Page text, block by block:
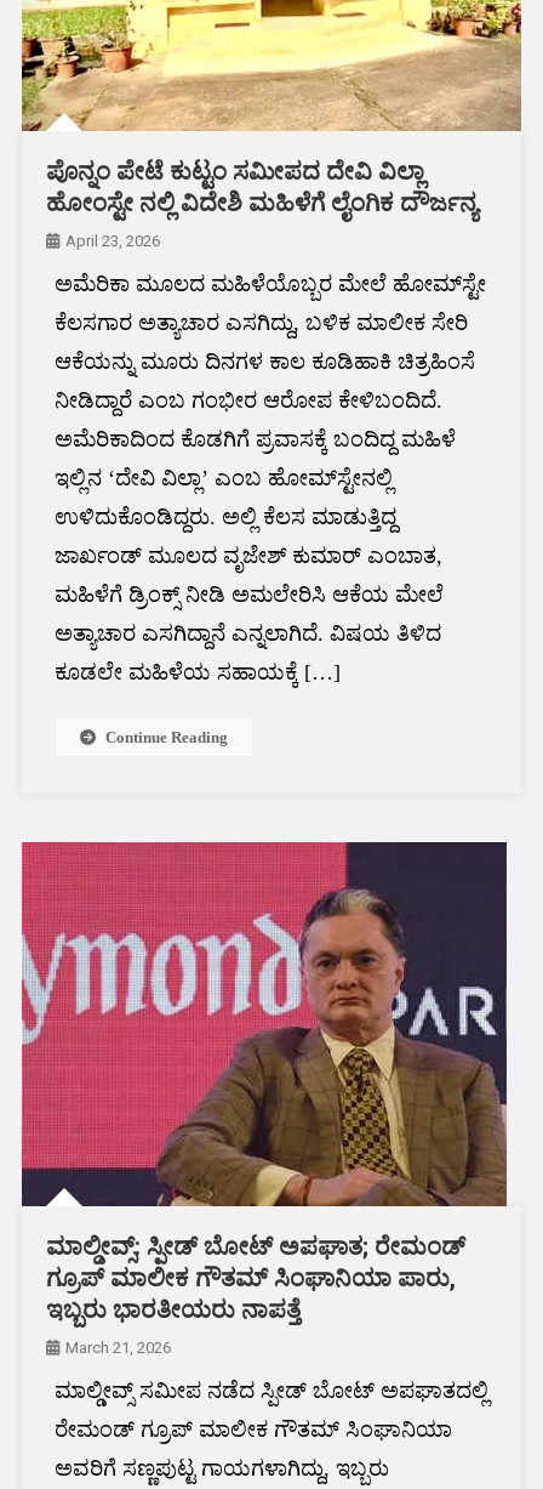
ಪೊನ್ನಂ ಪೇಟೆ ಕುಟ್ಟಂ ಸಮೀಪದ ದೇವಿ ವಿಲ್ಲಾ
ಹೋಂಸ್ಟೇ ನಲ್ಲಿ ವಿದೇಶಿ ಮಹಿಳೆಗೆ ಲೈಂಗಿಕ ದೌರ್ಜನ್ಯ
April 23, 2026
ಅಮೆರಿಕಾ ಮೂಲದ ಮಹಿಳೆಯೊಬ್ಬರ ಮೇಲೆ ಹೋಮ್‌ಸ್ಟೇ
ಕೆಲಸಗಾರ ಅತ್ಯಾಚಾರ ಎಸಗಿದ್ದು, ಬಳಿಕ ಮಾಲೀಕ ಸೇರಿ
ಆಕೆಯನ್ನು ಮೂರು ದಿನಗಳ ಕಾಲ ಕೂಡಿಹಾಕಿ ಚಿತ್ರಹಿಂಸೆ
ನೀಡಿದ್ದಾರೆ ಎಂಬ ಗಂಭೀರ ಆರೋಪ ಕೇಳಿಬಂದಿದೆ.
ಅಮೆರಿಕಾದಿಂದ ಕೊಡಗಿಗೆ ಪ್ರವಾಸಕ್ಕೆ ಬಂದಿದ್ದ ಮಹಿಳೆ
ಇಲ್ಲಿನ ‘ದೇವಿ ವಿಲ್ಲಾ’ ಎಂಬ ಹೋಮ್‌ಸ್ಟೇನಲ್ಲಿ
ಉಳಿದುಕೊಂಡಿದ್ದರು. ಅಲ್ಲಿ ಕೆಲಸ ಮಾಡುತ್ತಿದ್ದ
ಜಾರ್ಖಂಡ್ ಮೂಲದ ವೃಜೇಶ್ ಕುಮಾರ್ ಎಂಬಾತ,
ಮಹಿಳೆಗೆ ಡ್ರಿಂಕ್ಸ್ ನೀಡಿ ಅಮಲೇರಿಸಿ ಆಕೆಯ ಮೇಲೆ
ಅತ್ಯಾಚಾರ ಎಸಗಿದ್ದಾನೆ ಎನ್ನಲಾಗಿದೆ. ವಿಷಯ ತಿಳಿದ
ಕೂಡಲೇ ಮಹಿಳೆಯ ಸಹಾಯಕ್ಕೆ […]
Continue Reading
ಮಾಲ್ಡೀವ್ಸ್: ಸ್ಪೀಡ್ ಬೋಟ್ ಅಪಘಾತ; ರೇಮಂಡ್‌
ಗ್ರೂಪ್‌ ಮಾಲೀಕ ಗೌತಮ್‌ ಸಿಂಘಾನಿಯಾ ಪಾರು,
ಇಬ್ಬರು ಭಾರತೀಯರು ನಾಪತ್ತೆ
March 21, 2026
ಮಾಲ್ಡೀವ್ಸ್ ಸಮೀಪ ನಡೆದ ಸ್ಪೀಡ್ ಬೋಟ್ ಅಪಘಾತದಲ್ಲಿ
ರೇಮಂಡ್‌ ಗ್ರೂಪ್‌ ಮಾಲೀಕ ಗೌತಮ್‌ ಸಿಂಘಾನಿಯಾ
ಅವರಿಗೆ ಸಣ್ಣಪುಟ್ಟ ಗಾಯಗಳಾಗಿದ್ದು, ಇಬ್ಬರು